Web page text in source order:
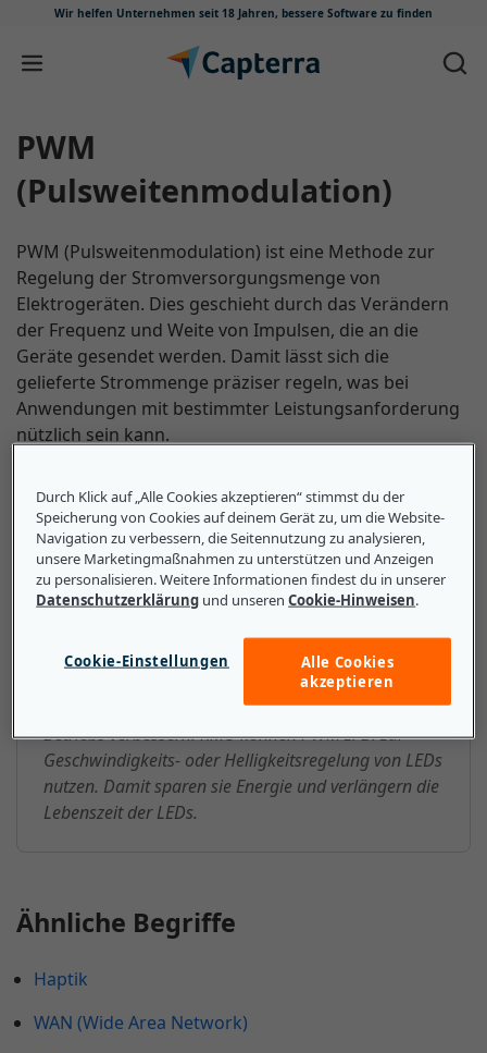
Wir helfen Unternehmen seit 18 Jahren, bessere Software zu finden
Zum Inhalt springen
PWM
(Pulsweitenmodulation)
PWM (Pulsweitenmodulation) ist eine Methode zur
Regelung der Stromversorgungsmenge von
Elektrogeräten. Dies geschieht durch das Verändern
der Frequenz und Weite von Impulsen, die an die
Geräte gesendet werden. Damit lässt sich die
gelieferte Strommenge präziser regeln, was bei
Anwendungen mit bestimmter Leistungsanforderung
nützlich sein kann.
Das sollten kleine und mittlere
Unternehmen über PWM
(Pulsweitenmodulation) wissen
Mit PWM kann eine Vielzahl von Geräten wie
Motoren und Lüfter geregelt werden. Damit können
KMU Energiekosten sparen und die Effizienz ihres
Betriebs verbessern. KMU können PWM z. B. zur
Geschwindigkeits- oder Helligkeitsregelung von LEDs
nutzen. Damit sparen sie Energie und verlängern die
Lebenszeit der LEDs.
Ähnliche Begriffe
Haptik
WAN (Wide Area Network)
Durch Klick auf „Alle Cookies akzeptieren“ stimmst du der
Speicherung von Cookies auf deinem Gerät zu, um die Website-
Navigation zu verbessern, die Seitennutzung zu analysieren,
unsere Marketingmaßnahmen zu unterstützen und Anzeigen
zu personalisieren. Weitere Informationen findest du in unserer
Datenschutzerklärung und unserenCookie-Hinweisen.
Cookie-Einstellungen
Alle Cookies
akzeptieren